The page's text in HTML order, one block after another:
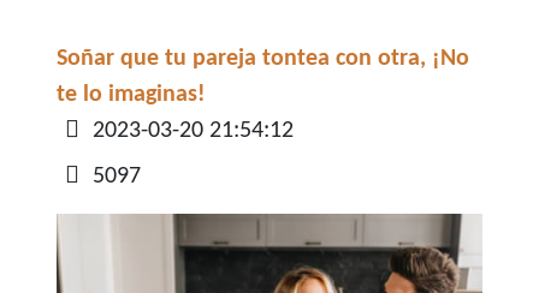
Soñar que tu pareja tontea con otra, ¡No
te lo imaginas!
Detalles
2023-03-20 21:54:12
5097